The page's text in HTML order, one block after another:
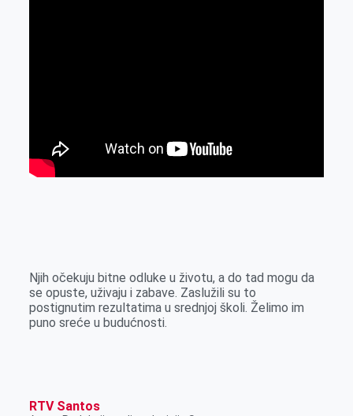
Njih očekuju bitne odluke u životu, a do tad mogu da
se opuste, uživaju i zabave. Zaslužili su to
postignutim rezultatima u srednjoj školi. Želimo im
puno sreće u budućnosti.
RTV Santos